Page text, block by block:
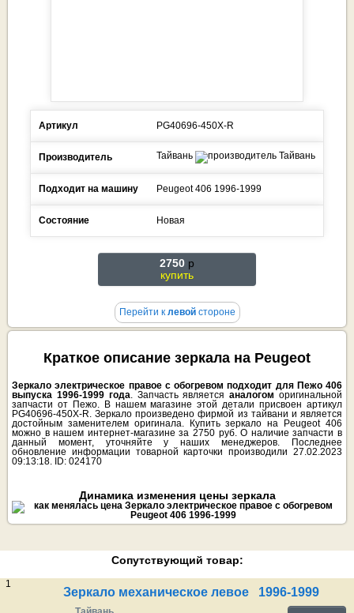
Артикул PG40696-450X-R
Производитель Тайвань
Подходит на машину Peugeot 406 1996-1999
Состояние Новая
2750 p
купить
Перейти к левойстороне
Краткое описание зеркала на Peugeot
Зеркало электрическое правое с обогревом подходит для Пежо 406
выпуска 1996-1999 года. Запчасть являетсяаналогом оригинальной
запчасти от Пежо. В нашем магазине этой детали присвоен артикул
PG40696-450X-R. Зеркало произведено фирмой из тайвани и является
достойным заменителем оригинала. Купить зеркало на Peugeot 406
можно в нашем интернет-магазине за 2750 руб. О наличие запчасти в
данный момент, уточняйте у наших менеджеров. Последнее
обновление информации товарной карточки производили 27.02.2023
09:13:18. ID: 024170
Динамика изменения цены зеркала
Сопутствующий товар:
1
Зеркало механическое левое 1996-1999